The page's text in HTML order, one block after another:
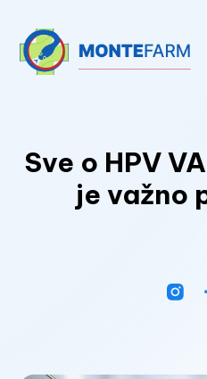
Sve o HPV
je važno